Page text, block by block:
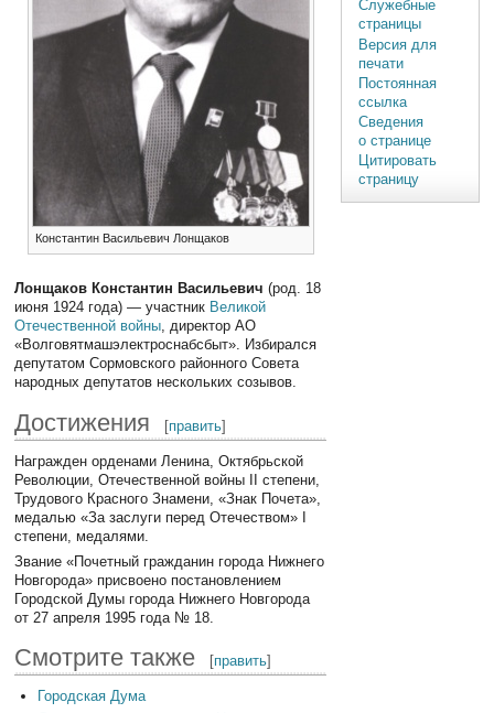
Константин Васильевич Лонщаков
Лонщаков Константин Васильевич (род. 18
июня 1924 года) — участник Великой
Отечественной войны, директор АО
«Волговятмашэлектроснабсбыт». Избирался
депутатом Сормовского районного Совета
народных депутатов нескольких созывов.
Достижения [править]
Награжден орденами Ленина, Октябрьской
Революции, Отечественной войны II степени,
Трудового Красного Знамени, «Знак Почета»,
медалью «За заслуги перед Отечеством» I
степени, медалями.
Звание «Почетный гражданин города Нижнего
Новгорода» присвоено постановлением
Городской Думы города Нижнего Новгорода
от 27 апреля 1995 года № 18.
Смотрите также [править]
Городская Дума
Служебные
страницы
Версия для
печати
Постоянная
ссылка
Сведения
о странице
Цитировать
страницу